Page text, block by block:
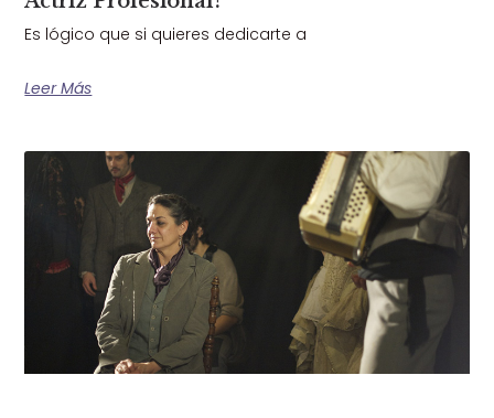
Es lógico que si quieres dedicarte a
Leer Más